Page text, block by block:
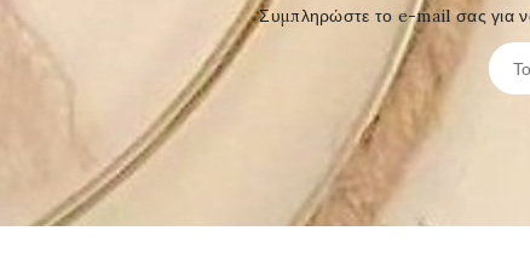
Συμπληρώστε το e-mail σας για